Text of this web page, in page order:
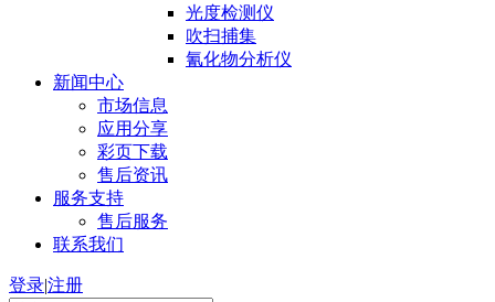
光度检测仪
吹扫捕集
氰化物分析仪
新闻中心
市场信息
应用分享
彩页下载
售后资讯
服务支持
售后服务
联系我们
登录|注册